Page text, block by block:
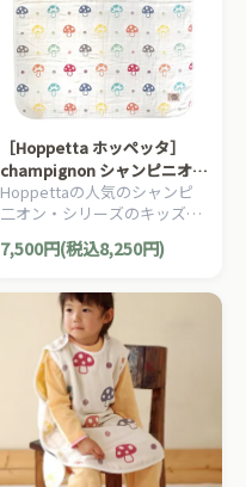
［Hoppetta ホッペッタ］
champignon シャンピニオン
６重ガーゼトドラーケット
Hoppettaの人気のシャンピ
二オン・シリーズのキッズ用
の６重ガーゼケットです。。
夏はさらさら、冬はあった
7,500円(税込8,250円)